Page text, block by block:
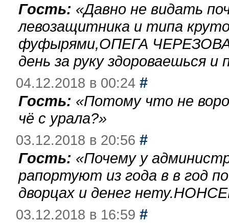
Гость: «Давно не видать
левозащитника и типа
фуфырями,ОПЕГА
день за руку здороваешься
04.12.2018 в 00:24 #
Гость: «Потому что не
чё с урала?»
03.12.2018 в 20:56 #
Гость: «Почему у
рапортуют из года в в год
дворцах и денег
03.12.2018 в 16:59 #